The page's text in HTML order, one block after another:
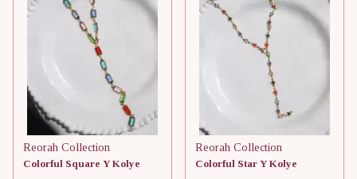
Reorah Collection
Colorful Square Y Kolye
Reorah Collection
Colorful Star Y Kolye